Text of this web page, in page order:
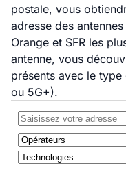
postale, vous
adresse des
Orange et SFR les
antenne, vous
présents avec le
ou 5G+).